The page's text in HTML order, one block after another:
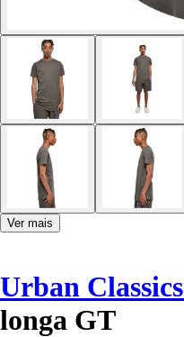
Ver mais
Urban Classics
longa GT